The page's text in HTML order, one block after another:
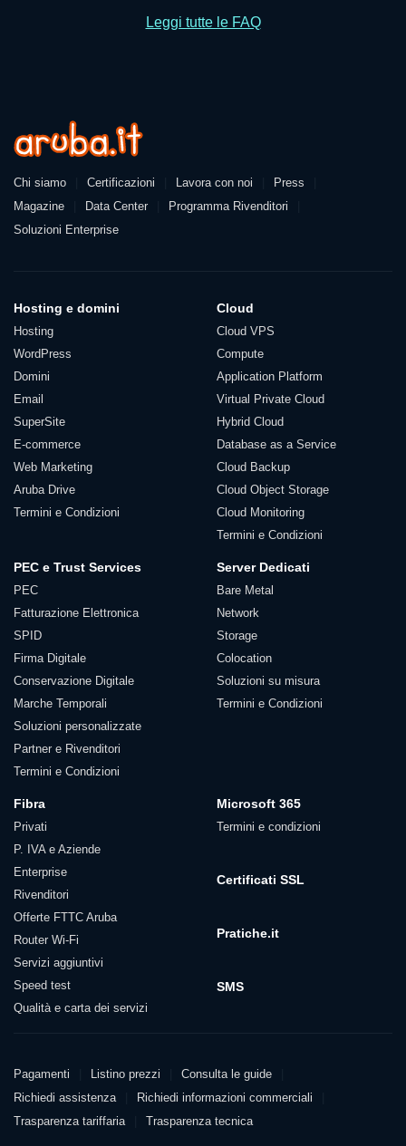
Leggi tutte le FAQ
Azienda
Chi siamo Certificazioni Lavora con noi
Press
Magazine
Data Center
Programma Rivenditori
Soluzioni Enterprise
Prodotti e servizi
Hosting e domini
Hosting
WordPress
Domini
Email
SuperSite
E-commerce
Web Marketing
Aruba Drive
Termini e Condizioni
Cloud
Cloud VPS
Compute
Application Platform
Virtual Private Cloud
Hybrid Cloud
Database as a Service
Cloud Backup
Cloud Object Storage
Cloud Monitoring
Termini e Condizioni
PEC e Trust Services
PEC
Fatturazione Elettronica
SPID
Firma Digitale
Conservazione Digitale
Marche Temporali
Soluzioni personalizzate
Partner e Rivenditori
Termini e Condizioni
Server Dedicati
Bare Metal
Network
Storage
Colocation
Soluzioni su misura
Termini e Condizioni
Fibra
Privati
P. IVA e Aziende
Enterprise
Rivenditori
Offerte FTTC Aruba
Router Wi-Fi
Servizi aggiuntivi
Speed test
Qualità e carta dei servizi
Microsoft 365
Termini e condizioni
Certificati SSL
Pratiche.it
SMS
Pagamenti
Pagamenti Listino prezzi
Consulta le guide
Richiedi assistenza
Richiedi informazioni commerciali
Trasparenza tariffaria
Trasparenza tecnica